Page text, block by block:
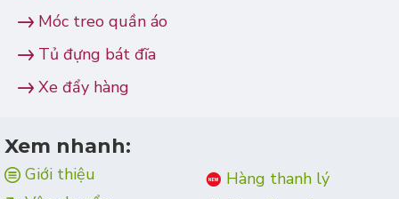
Móc treo quần áo
Tủ đựng bát đĩa
Xe đẩy hàng
Xem nhanh:
Giới thiệu
Hàng thanh lý